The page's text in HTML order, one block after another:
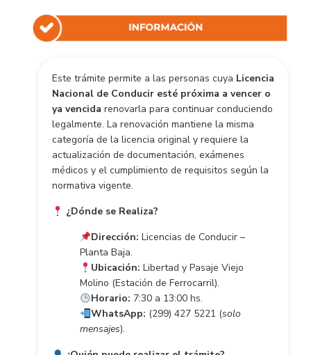
Este trámite permite a las personas cuya Licencia
Nacional de Conducir esté próxima a vencer o
ya vencida renovarla para continuar conduciendo
legalmente. La renovación mantiene la misma
categoría de la licencia original y requiere la
actualización de documentación, exámenes
médicos y el cumplimiento de requisitos según la
normativa vigente.
¿Dónde se Realiza?
Dirección: Licencias de Conducir –
Planta Baja.
Ubicación: Libertad y Pasaje Viejo
Molino (Estación de Ferrocarril).
Horario: 7:30 a 13:00 hs.
WhatsApp: (299) 427 5221 (solo
mensajes).